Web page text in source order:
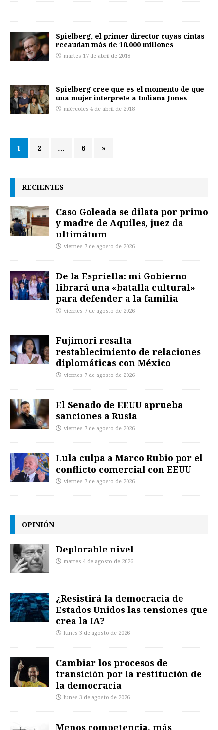
Spielberg, el primer director cuyas cintas
recaudan más de 10.000 millones
martes 17 de abril de 2018
Spielberg cree que es el momento de que
una mujer interprete a Indiana Jones
miércoles 4 de abril de 2018
1 2 … 6 »
RECIENTES
Caso Goleada se dilata por primo
y madre de Aquiles, juez da
ultimátum
viernes 7 de agosto de 2026
De la Espriella: mi Gobierno
librará una «batalla cultural»
para defender a la familia
viernes 7 de agosto de 2026
Fujimori resalta
restablecimiento de relaciones
diplomáticas con México
viernes 7 de agosto de 2026
El Senado de EEUU aprueba
sanciones a Rusia
viernes 7 de agosto de 2026
Lula culpa a Marco Rubio por el
conflicto comercial con EEUU
viernes 7 de agosto de 2026
OPINIÓN
Deplorable nivel
martes 4 de agosto de 2026
¿Resistirá la democracia de
Estados Unidos las tensiones que
crea la IA?
lunes 3 de agosto de 2026
Cambiar los procesos de
transición por la restitución de
la democracia
lunes 3 de agosto de 2026
Menos competencia, más